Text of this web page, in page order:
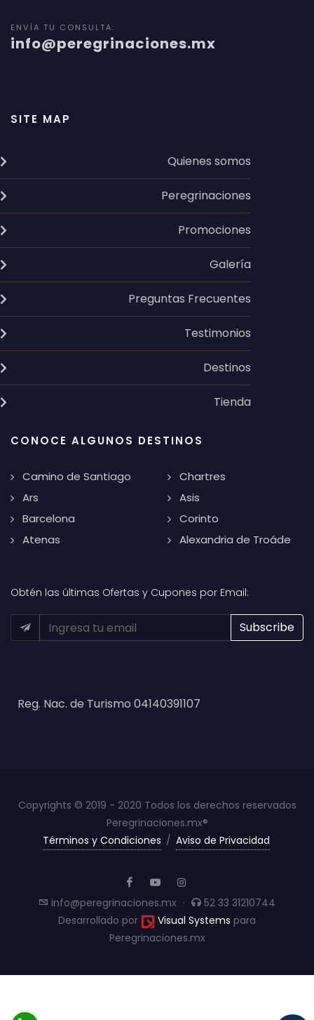
ENVÍA TU CONSULTA:
info@peregrinaciones.mx
SITE MAP
Quienes somos
Peregrinaciones
Promociones
Galería
Preguntas Frecuentes
Testimonios
Destinos
Tienda
CONOCE ALGUNOS DESTINOS
Camino de Santiago
Ars
Barcelona
Atenas
Chartres
Asis
Corinto
Alexandria de Troáde
Obtén las últimas Ofertas y Cupones por Email:
Reg. Nac. de Turismo 04140391107
Copyrights © 2019 - 2020 Todos los derechos reservados
Peregrinaciones.mx®
Términos y Condiciones / Aviso de Privacidad
info@peregrinaciones.mx ·
52 33 31210744
Desarrollado por
Visual Systems para
Peregrinaciones.mx